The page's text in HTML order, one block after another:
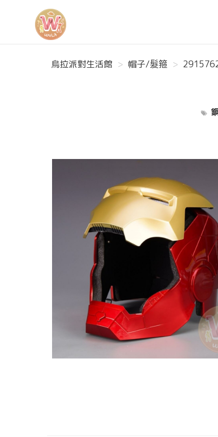
烏拉派對生活館
烏拉派對生活館
帽子/髮箍